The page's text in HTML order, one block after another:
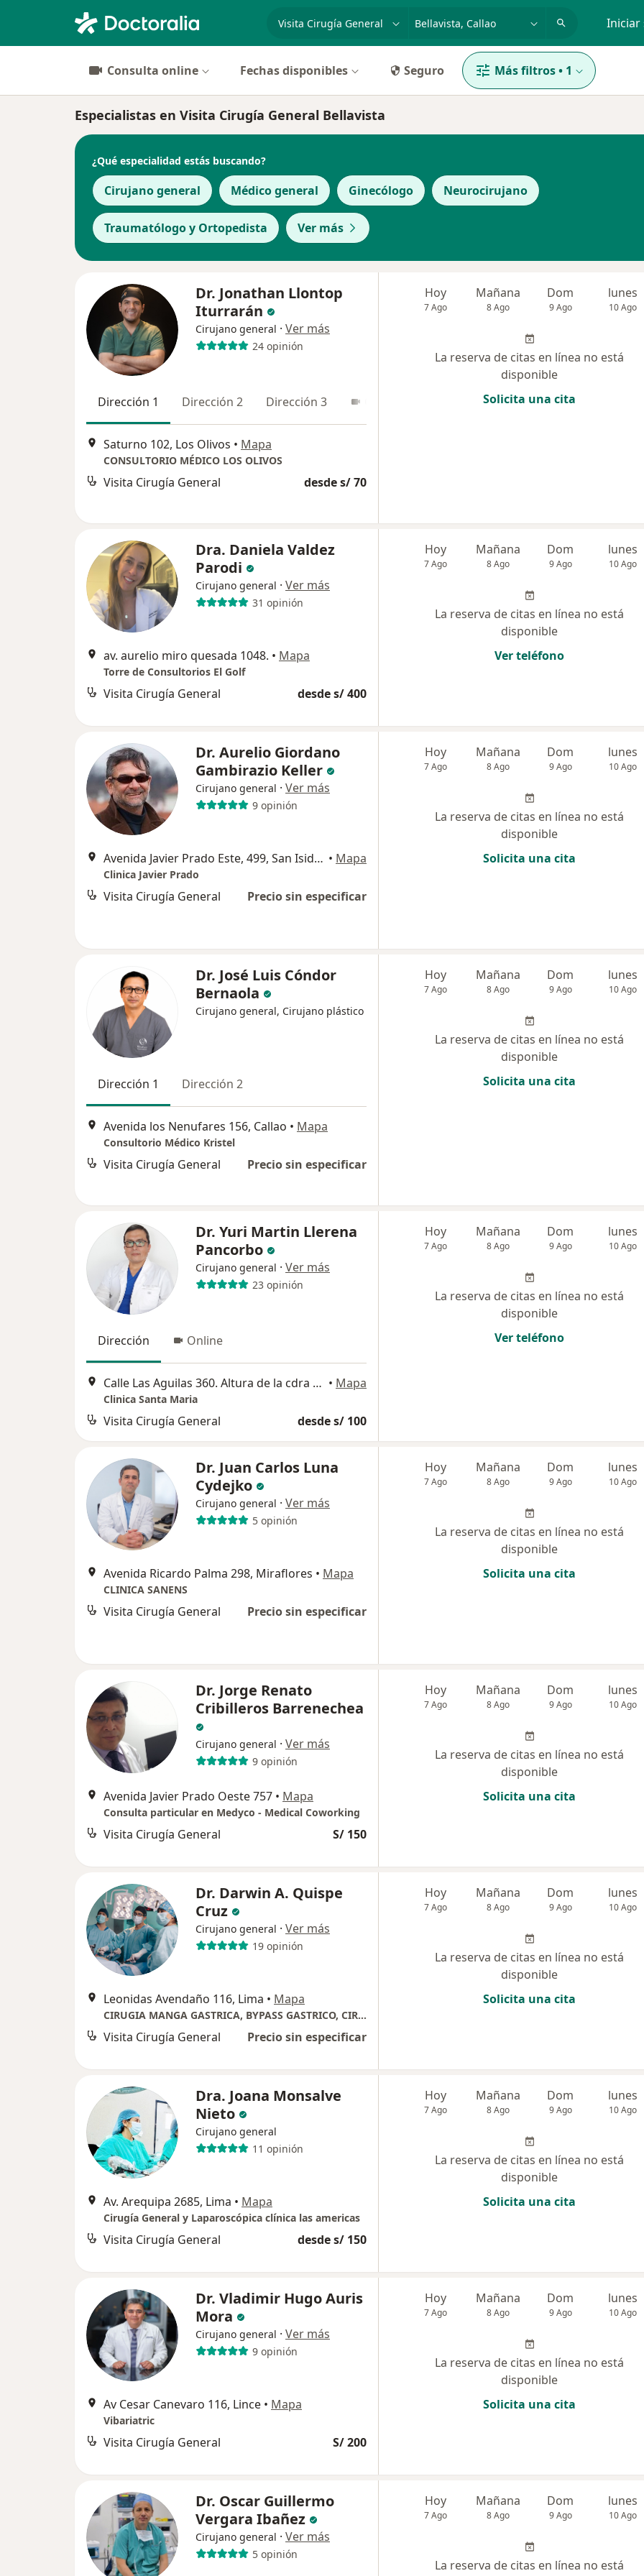
especialidad, enfermedad o nombre Iniciar
Consulta online Fechas disponibles Seguro Más filtros• 1
Especialistas en Visita Cirugía General Bellavista
¿Qué especialidad estás buscando?
Cirujano general Médico general Ginecólogo Neurocirujano
Traumatólogo y Ortopedista Ver más
Dr. Jonathan Llontop
Iturrarán
Cirujano general · Ver más
24 opinión
Dirección 1 Dirección 2 Dirección 3
Saturno 102, Los Olivos • Mapa
CONSULTORIO MÉDICO LOS OLIVOS
Visita Cirugía General desde s/ 70
Hoy
7 Ago
Mañana
8 Ago
Dom
9 Ago
lunes
10 Ago
La reserva de citas en línea no está
disponible
Solicita una cita
Dra. Daniela Valdez
Parodi
Cirujano general · Ver más
31 opinión
av. aurelio miro quesada 1048. • Mapa
Torre de Consultorios El Golf
Visita Cirugía General desde s/ 400
Hoy
7 Ago
Mañana
8 Ago
Dom
9 Ago
lunes
10 Ago
La reserva de citas en línea no está
disponible
Ver teléfono
Dr. Aurelio Giordano
Gambirazio Keller
Cirujano general · Ver más
9 opinión
Avenida Javier Prado Este, 499, San Isidro • Mapa
Clinica Javier Prado
Visita Cirugía General Precio sin especificar
Hoy
7 Ago
Mañana
8 Ago
Dom
9 Ago
lunes
10 Ago
La reserva de citas en línea no está
disponible
Solicita una cita
Dr. José Luis Cóndor
Bernaola
Cirujano general, Cirujano plástico
Dirección 1 Dirección 2
Avenida los Nenufares 156, Callao • Mapa
Consultorio Médico Kristel
Visita Cirugía General Precio sin especificar
Hoy
7 Ago
Mañana
8 Ago
Dom
9 Ago
lunes
10 Ago
La reserva de citas en línea no está
disponible
Solicita una cita
Dr. Yuri Martin Llerena
Pancorbo
Cirujano general · Ver más
23 opinión
Dirección Online
Calle Las Aguilas 360. Altura de la cdra 4 Av. Aramburú.Surquillo, Surquillo • Mapa
Clinica Santa Maria
Visita Cirugía General desde s/ 100
Hoy
7 Ago
Mañana
8 Ago
Dom
9 Ago
lunes
10 Ago
La reserva de citas en línea no está
disponible
Ver teléfono
Dr. Juan Carlos Luna
Cydejko
Cirujano general · Ver más
5 opinión
Avenida Ricardo Palma 298, Miraflores • Mapa
CLINICA SANENS
Visita Cirugía General Precio sin especificar
Hoy
7 Ago
Mañana
8 Ago
Dom
9 Ago
lunes
10 Ago
La reserva de citas en línea no está
disponible
Solicita una cita
Dr. Jorge Renato
Cribilleros Barrenechea
Cirujano general · Ver más
9 opinión
Avenida Javier Prado Oeste 757 • Mapa
Consulta particular en Medyco - Medical Coworking
Visita Cirugía General S/ 150
Hoy
7 Ago
Mañana
8 Ago
Dom
9 Ago
lunes
10 Ago
La reserva de citas en línea no está
disponible
Solicita una cita
Dr. Darwin A. Quispe
Cruz
Cirujano general · Ver más
19 opinión
Leonidas Avendaño 116, Lima • Mapa
CIRUGIA MANGA GASTRICA, BYPASS GASTRICO, CIRUGIA DE OBESIDAD, BALON GASTRICO
Visita Cirugía General Precio sin especificar
Hoy
7 Ago
Mañana
8 Ago
Dom
9 Ago
lunes
10 Ago
La reserva de citas en línea no está
disponible
Solicita una cita
Dra. Joana Monsalve
Nieto
Cirujano general
11 opinión
Av. Arequipa 2685, Lima • Mapa
Cirugía General y Laparoscópica clínica las americas
Visita Cirugía General desde s/ 150
Hoy
7 Ago
Mañana
8 Ago
Dom
9 Ago
lunes
10 Ago
La reserva de citas en línea no está
disponible
Solicita una cita
Dr. Vladimir Hugo Auris
Mora
Cirujano general · Ver más
9 opinión
Av Cesar Canevaro 116, Lince • Mapa
Vibariatric
Visita Cirugía General S/ 200
Hoy
7 Ago
Mañana
8 Ago
Dom
9 Ago
lunes
10 Ago
La reserva de citas en línea no está
disponible
Solicita una cita
Dr. Oscar Guillermo
Vergara Ibañez
Cirujano general · Ver más
5 opinión
Hoy
7 Ago
Mañana
8 Ago
Dom
9 Ago
lunes
10 Ago
La reserva de citas en línea no está